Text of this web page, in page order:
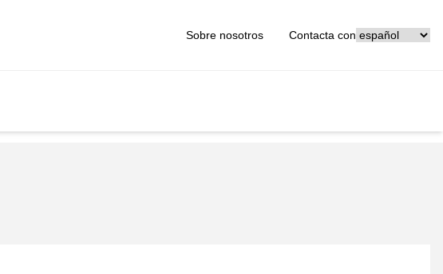
Sobre nosotros Contacta con